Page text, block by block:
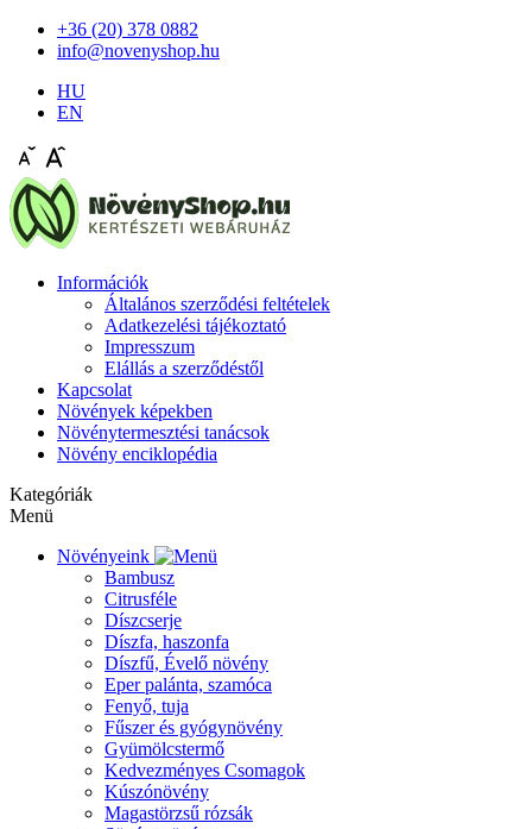
+36 (20) 378 0882
info@novenyshop.hu
HU
EN
Információk
Általános szerződési feltételek
Adatkezelési tájékoztató
Impresszum
Elállás a szerződéstől
Kapcsolat
Növények képekben
Növénytermesztési tanácsok
Növény enciklopédia
Kategóriák
Menü
Növényeink
Bambusz
Citrusféle
Díszcserje
Díszfa, haszonfa
Díszfű, Évelő növény
Eper palánta, szamóca
Fenyő, tuja
Fűszer és gyógynövény
Gyümölcstermő
Kedvezményes Csomagok
Kúszónövény
Magastörzsű rózsák